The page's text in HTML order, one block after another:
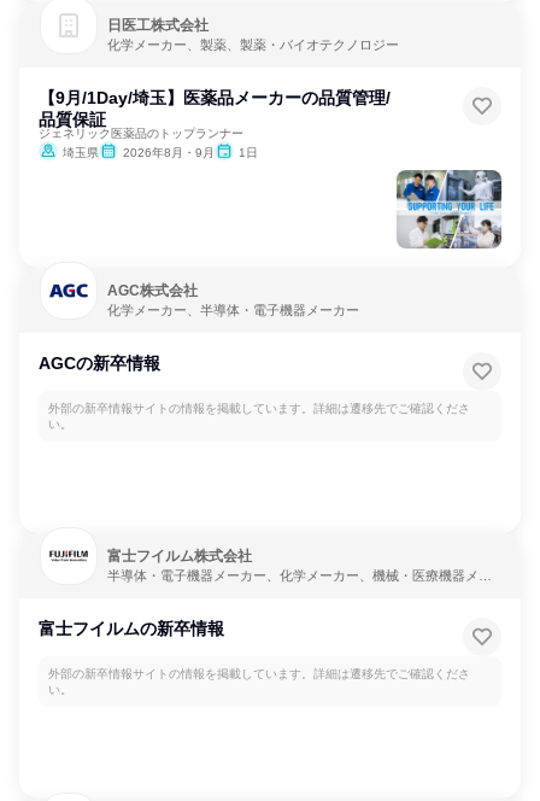
日医工株式会社
化学メーカー、製薬、製薬・バイオテクノロジー
【9月/1Day/埼玉】医薬品メーカーの品質管理/
品質保証
ジェネリック医薬品のトップランナー
埼玉県
2026年8月・9月 1日
AGC株式会社
化学メーカー、半導体・電子機器メーカー
AGCの新卒情報
外部の新卒情報サイトの情報を掲載しています。詳細は遷移先でご確認くださ
い。
富士フイルム株式会社
半導体・電子機器メーカー、化学メーカー、機械・医療機器メー
富士フイルムの新卒情報
外部の新卒情報サイトの情報を掲載しています。詳細は遷移先でご確認くださ
い。